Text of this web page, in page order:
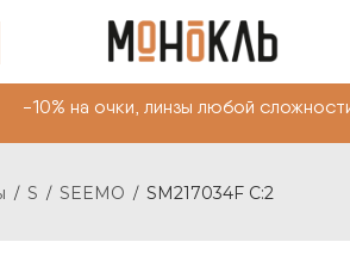
очки, линзы любой
/ S / SEEMO / SM217034F C:2